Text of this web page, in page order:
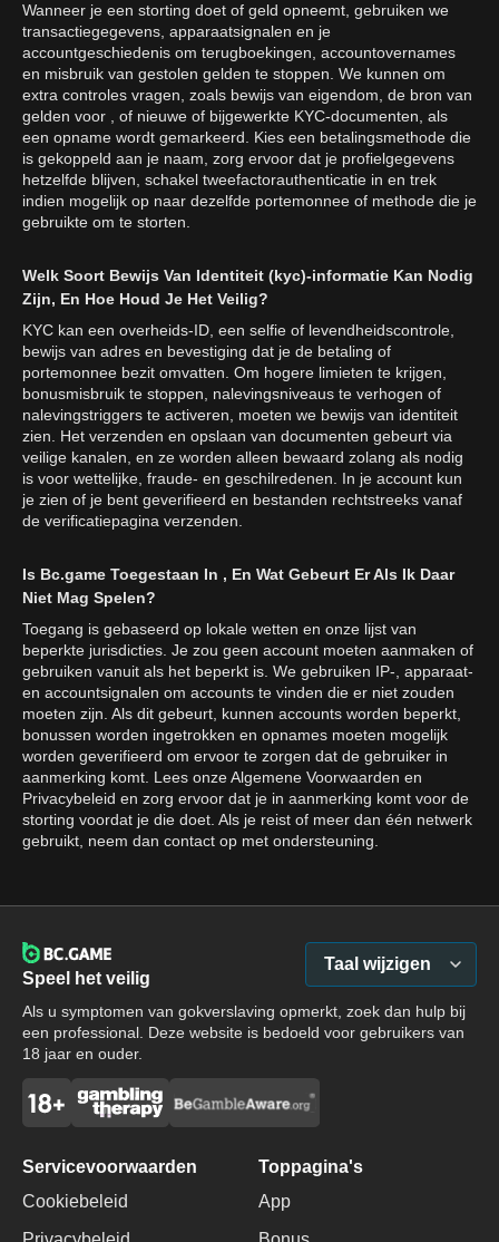
Wanneer je een storting doet of geld opneemt, gebruiken we
transactiegegevens, apparaatsignalen en je
accountgeschiedenis om terugboekingen, accountovernames
en misbruik van gestolen gelden te stoppen. We kunnen om
extra controles vragen, zoals bewijs van eigendom, de bron van
gelden voor , of nieuwe of bijgewerkte KYC-documenten, als
een opname wordt gemarkeerd. Kies een betalingsmethode die
is gekoppeld aan je naam, zorg ervoor dat je profielgegevens
hetzelfde blijven, schakel tweefactorauthenticatie in en trek
indien mogelijk op naar dezelfde portemonnee of methode die je
gebruikte om te storten.
Welk Soort Bewijs Van Identiteit (kyc)-informatie Kan Nodig
Zijn, En Hoe Houd Je Het Veilig?
KYC kan een overheids-ID, een selfie of levendheidscontrole,
bewijs van adres en bevestiging dat je de betaling of
portemonnee bezit omvatten. Om hogere limieten te krijgen,
bonusmisbruik te stoppen, nalevingsniveaus te verhogen of
nalevingstriggers te activeren, moeten we bewijs van identiteit
zien. Het verzenden en opslaan van documenten gebeurt via
veilige kanalen, en ze worden alleen bewaard zolang als nodig
is voor wettelijke, fraude- en geschilredenen. In je account kun
je zien of je bent geverifieerd en bestanden rechtstreeks vanaf
de verificatiepagina verzenden.
Is Bc.game Toegestaan In , En Wat Gebeurt Er Als Ik Daar
Niet Mag Spelen?
Toegang is gebaseerd op lokale wetten en onze lijst van
beperkte jurisdicties. Je zou geen account moeten aanmaken of
gebruiken vanuit als het beperkt is. We gebruiken IP-, apparaat-
en accountsignalen om accounts te vinden die er niet zouden
moeten zijn. Als dit gebeurt, kunnen accounts worden beperkt,
bonussen worden ingetrokken en opnames moeten mogelijk
worden geverifieerd om ervoor te zorgen dat de gebruiker in
aanmerking komt. Lees onze Algemene Voorwaarden en
Privacybeleid en zorg ervoor dat je in aanmerking komt voor de
storting voordat je die doet. Als je reist of meer dan één netwerk
gebruikt, neem dan contact op met ondersteuning.
Speel het veilig
Als u symptomen van gokverslaving opmerkt, zoek dan hulp bij
een professional. Deze website is bedoeld voor gebruikers van
18 jaar en ouder.
Taal wijzigen
Servicevoorwaarden
Cookiebeleid
Toppagina's
App